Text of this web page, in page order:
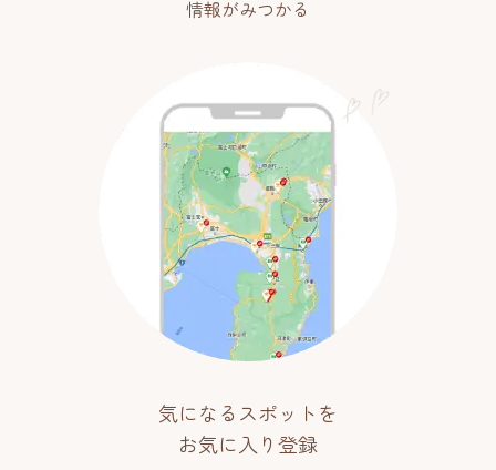
情報がみつかる
気になるスポットを
お気に入り登録